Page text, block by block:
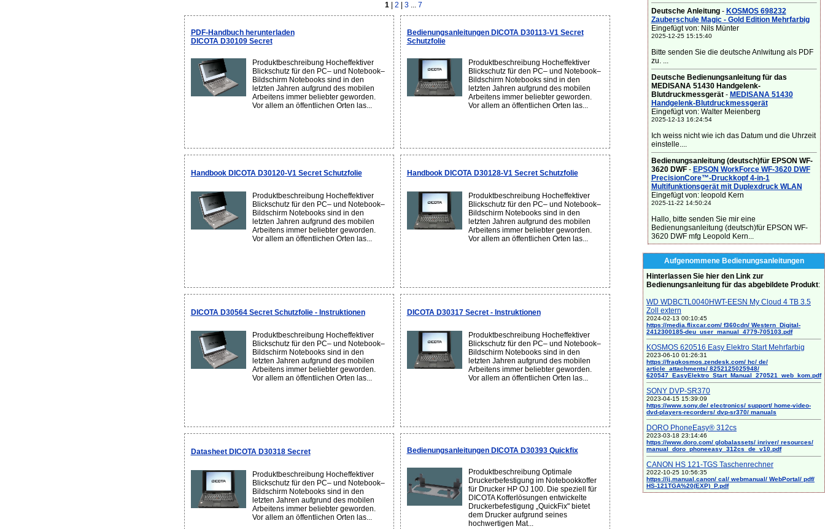
1
2 3 ... 7
PDF-Handbuch herunterladen
DICOTA D30109 Secret
Produktbeschreibung Hocheffektiver
Blickschutz für den PC– und Notebook–
Bildschirm Notebooks sind in den
letzten Jahren aufgrund des mobilen
Arbeitens immer beliebter geworden.
Vor allem an öffentlichen Orten las...
Bedienungsanleitungen DICOTA D30113-V1 Secret
Schutzfolie
Produktbeschreibung Hocheffektiver
Blickschutz für den PC– und Notebook–
Bildschirm Notebooks sind in den
letzten Jahren aufgrund des mobilen
Arbeitens immer beliebter geworden.
Vor allem an öffentlichen Orten las...
Handbook DICOTA D30120-V1 Secret Schutzfolie
Produktbeschreibung Hocheffektiver
Blickschutz für den PC– und Notebook–
Bildschirm Notebooks sind in den
letzten Jahren aufgrund des mobilen
Arbeitens immer beliebter geworden.
Vor allem an öffentlichen Orten las...
Handbook DICOTA D30128-V1 Secret Schutzfolie
Produktbeschreibung Hocheffektiver
Blickschutz für den PC– und Notebook–
Bildschirm Notebooks sind in den
letzten Jahren aufgrund des mobilen
Arbeitens immer beliebter geworden.
Vor allem an öffentlichen Orten las...
DICOTA D30564 Secret Schutzfolie - Instruktionen
Produktbeschreibung Hocheffektiver
Blickschutz für den PC– und Notebook–
Bildschirm Notebooks sind in den
letzten Jahren aufgrund des mobilen
Arbeitens immer beliebter geworden.
Vor allem an öffentlichen Orten las...
DICOTA D30317 Secret - Instruktionen
Produktbeschreibung Hocheffektiver
Blickschutz für den PC– und Notebook–
Bildschirm Notebooks sind in den
letzten Jahren aufgrund des mobilen
Arbeitens immer beliebter geworden.
Vor allem an öffentlichen Orten las...
Datasheet DICOTA D30318 Secret
Produktbeschreibung Hocheffektiver
Blickschutz für den PC– und Notebook–
Bildschirm Notebooks sind in den
letzten Jahren aufgrund des mobilen
Arbeitens immer beliebter geworden.
Vor allem an öffentlichen Orten las...
Bedienungsanleitungen DICOTA D30393 Quickfix
Produktbeschreibung Optimale
Druckerbefestigung im Notebookkoffer
für Drucker HP OJ 100. Die speziell für
DICOTA Kofferlösungen entwickelte
Druckerbefestigung „QuickFix" bietet
dem Drucker aufgrund seines
hochwertigen Mat...
Deutsche Anleitung- KOSMOS 698232
Zauberschule Magic - Gold Edition Mehrfarbig
Eingefügt von: Nils Münter
2025-12-25 15:15:40
Bitte senden Sie die deutsche Anlwitung als PDF
zu. ...
Deutsche Bedienungsanleitung für das
MEDISANA 51430 Handgelenk-
Blutdruckmessgerät- MEDISANA 51430
Handgelenk-Blutdruckmessgerät
Eingefügt von: Walter Meienberg
2025-12-13 16:24:54
Ich weiss nicht wie ich das Datum und die Uhrzeit
einstelle....
Bedienungsanleitung (deutsch)für EPSON WF-
3620 DWF- EPSON WorkForce WF-3620 DWF
PrecisionCore™-Druckkopf 4-in-1
Multifunktionsgerät mit Duplexdruck WLAN
Eingefügt von: leopold Kern
2025-11-22 14:50:24
Hallo, bitte senden Sie mir eine
Bedienungsanleitung (deutsch)für EPSON WF-
3620 DWF mfg Leopold Kern...
Aufgenommene Bedienungsanleitungen
Hinterlassen Sie hier den Link zur
Bedienungsanleitung für das abgebildete Produkt:
WD WDBCTL0040HWT-EESN My Cloud 4 TB 3.5
Zoll extern
2024-02-13 00:10:45
https://media.flixcar.com/ f360cdn/ Western_Digital-
2412300185-deu_user_manual_4779-705103.pdf
KOSMOS 620516 Easy Elektro Start Mehrfarbig
2023-06-10 01:26:31
https://fragkosmos.zendesk.com/ hc/ de/
article_attachments/ 8252125025948/
620547_EasyElektro_Start_Manual_270521_web_kom.pdf
SONY DVP-SR370
2023-04-15 15:39:09
https://www.sony.de/ electronics/ support/ home-video-
dvd-players-recorders/ dvp-sr370/ manuals
DORO PhoneEasy® 312cs
2023-03-18 23:14:46
https://www.doro.com/ globalassets/ inriver/ resources/
manual_doro_phoneeasy_312cs_de_v10.pdf
CANON HS 121-TGS Taschenrechner
2022-10-25 10:56:35
https://ij.manual.canon/ cal/ webmanual/ WebPortal/ pdf/
HS-121TGA%20(EXP)_P.pdf